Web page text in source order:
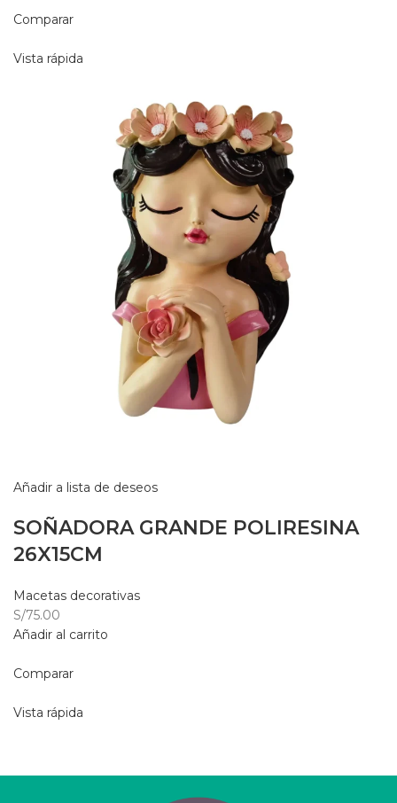
Comparar
Vista rápida
Añadir a lista de deseos
SOÑADORA GRANDE POLIRESINA
26X15CM
Macetas decorativas
S/75.00
Añadir al carrito
Comparar
Vista rápida